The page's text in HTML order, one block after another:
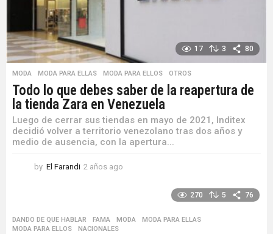
17 3 80
MODA ,MODA PARA ELLAS ,MODA PARA ELLOS ,OTROS
Todo lo que debes saber de la reapertura de
la tienda Zara en Venezuela
Luego de cerrar sus tiendas en mayo de 2021, Inditex
decidió volver a territorio venezolano tras dos años y
medio de ausencia, con la apertura...
by El Farandi 2 años ago
a
270 5 76
DANDO DE QUE HABLAR ,FAMA ,MODA ,MODA PARA ELLAS
MODA PARA ELLOS
,NACIONALES